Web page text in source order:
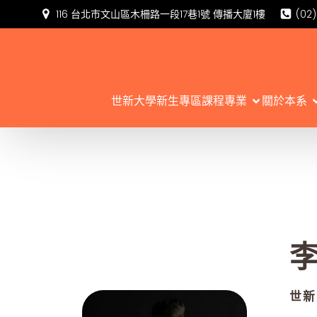
116 台北市文山區木柵路一段17巷1號 傳播大廈1樓
世新大學新生專區課程專業 關於本系
世